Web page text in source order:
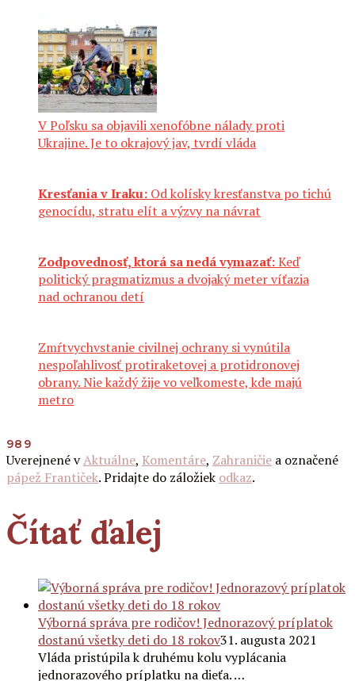
V Poľsku sa objavili xenofóbne nálady proti
Ukrajine. Je to okrajový jav, tvrdí vláda
Kresťania v Iraku: Od kolísky kresťanstva po tichú
genocídu, stratu elít a výzvy na návrat
Zodpovednosť, ktorá sa nedá vymazať:Keď
politický pragmatizmus a dvojaký meter víťazia
nad ochranou detí
Zmŕtvychvstanie civilnej ochrany si vynútila
nespoľahlivosť protiraketovej a protidronovej
obrany. Nie každý žije vo veľkomeste, kde majú
metro
989
Uverejnené vAktuálne, Komentáre, Zahraničie a označené
pápež Frantiček. Pridajte do záložiek odkaz.
Čítať ďalej
Výborná správa pre rodičov! Jednorazový príplatok
dostanú všetky deti do 18 rokov31. augusta 2021
Vláda pristúpila k druhému kolu vyplácania
jednorazového príplatku na dieťa. …